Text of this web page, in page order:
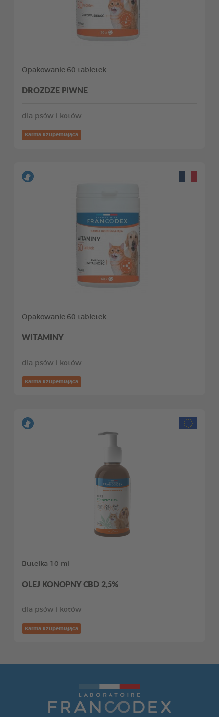
Opakowanie 60 tabletek
DROŻDŻE PIWNE
dla psów i kotów
Karma uzupełniająca
Opakowanie 60 tabletek
WITAMINY
dla psów i kotów
Karma uzupełniająca
Butelka 10 ml
OLEJ KONOPNY CBD 2,5%
dla psów i kotów
Karma uzupełniająca